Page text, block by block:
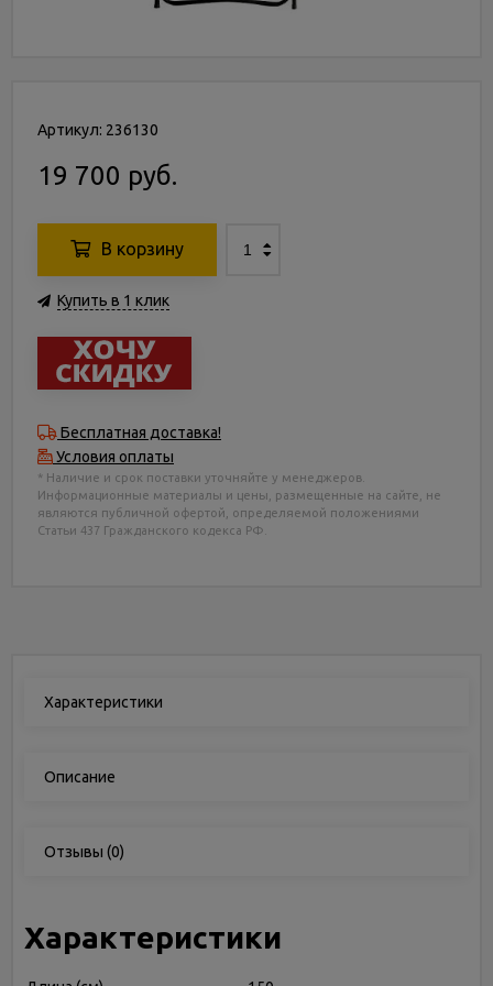
Артикул: 236130
19 700 руб.
В корзину
Купить в 1 клик
Бесплатная доставка!
Условия оплаты
* Наличие и срок поставки уточняйте у менеджеров.
Информационные материалы и цены, размещенные на сайте, не
являются публичной офертой, определяемой положениями
Статьи 437 Гражданского кодекса РФ.
Характеристики
Описание
Отзывы (0)
Характеристики